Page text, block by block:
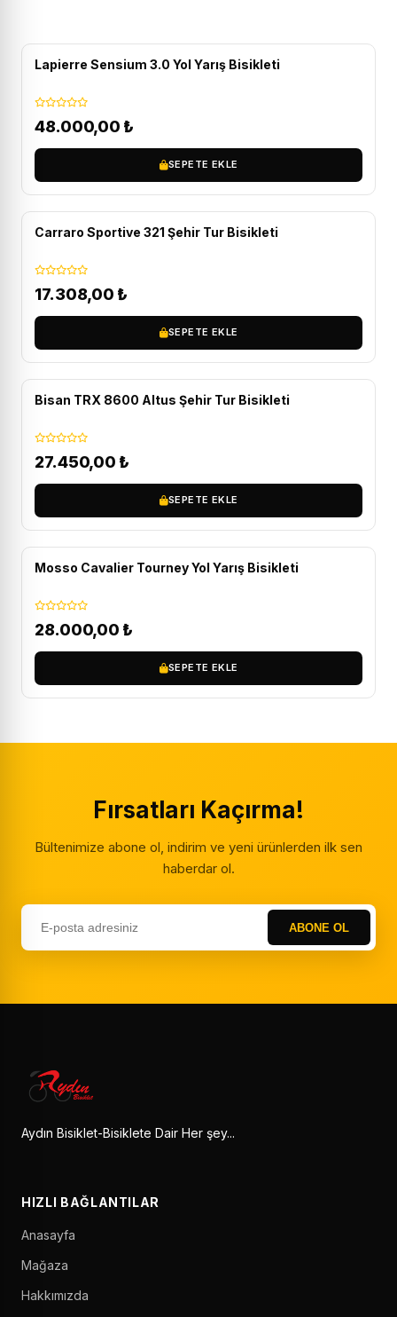
Lapierre Sensium 3.0 Yol Yarış Bisikleti
48.000,00 ₺
SEPETE EKLE
Carraro Sportive 321 Şehir Tur Bisikleti
17.308,00 ₺
SEPETE EKLE
Bisan TRX 8600 Altus Şehir Tur Bisikleti
27.450,00 ₺
SEPETE EKLE
Mosso Cavalier Tourney Yol Yarış Bisikleti
28.000,00 ₺
SEPETE EKLE
Fırsatları Kaçırma!
Bültenimize abone ol, indirim ve yeni ürünlerden ilk sen
haberdar ol.
ABONE OL
Aydın Bisiklet-Bisiklete Dair Her şey...
HIZLI BAĞLANTILAR
Anasayfa
Mağaza
Hakkımızda